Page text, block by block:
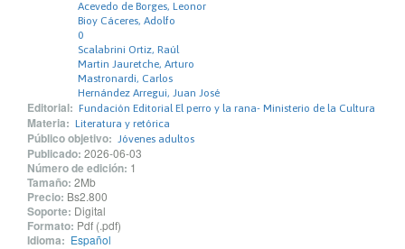
Acevedo de Borges, Leonor
Bioy Cáceres, Adolfo
0
Scalabrini Ortiz, Raúl
Martin Jauretche, Arturo
Mastronardi, Carlos
Hernández Arregui, Juan José
Editorial: Fundación Editorial El perro y la rana- Ministerio de la Cultura
Materia: Literatura y retórica
Público objetivo: Jóvenes adultos
Publicado: 2026-06-03
Número de edición: 1
Tamaño: 2Mb
Precio: Bs2.800
Soporte: Digital
Formato: Pdf (.pdf)
Idioma: Español